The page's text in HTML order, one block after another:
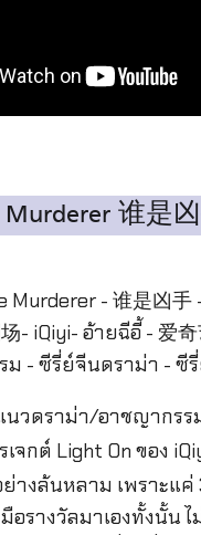
Murderer 谁是
วดราม่า/อาชญากรร
เจกต์ Light On ของ
างล้นหลาม เพราะแค่
อรางวัลมาเองทั้งนั้น ไ